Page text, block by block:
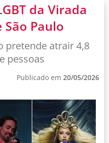
da Virada
Paulo
pretende atrair 4,8
pessoas
Publicado em 20/05/2026